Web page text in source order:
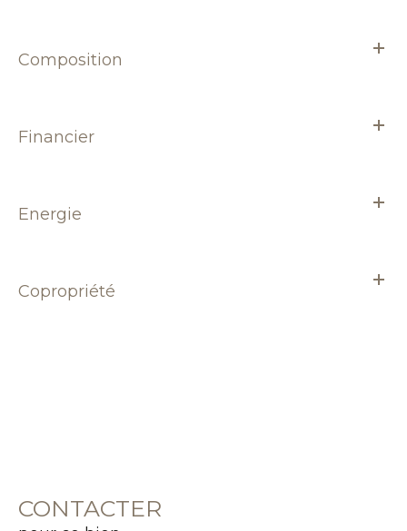
Composition
Financier
Energie
Copropriété
CONTACTER